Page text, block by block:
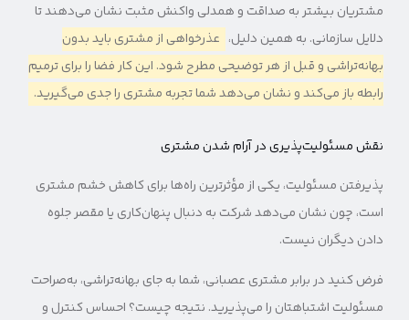
مشتریان بیشتر به صداقت و همدلی واکنش مثبت نشان می‌دهند تا
دلایل سازمانی. به همین دلیل، عذرخواهی از مشتری باید بدون
بهانه‌تراشی و قبل از هر توضیحی مطرح شود. این کار فضا را برای ترمیم
رابطه باز می‌کند و نشان می‌دهد شما تجربه مشتری را جدی می‌گیرید.
نقش مسئولیت‌پذیری در آرام شدن مشتری
پذیرفتن مسئولیت، یکی از مؤثرترین راه‌ها برای کاهش خشم مشتری
است، چون نشان می‌دهد شرکت به دنبال پنهان‌کاری یا مقصر جلوه
دادن دیگران نیست.
فرض کنید در برابر مشتری عصبانی، شما به جای بهانه‌تراشی، به‌صراحت
مسئولیت اشتباهتان را می‌پذیرید. نتیجه چیست؟ احساس کنترل و